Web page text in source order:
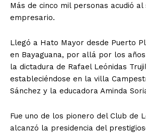
Más de cinco mil personas acudió
empresario.
Llegó a Hato Mayor desde Puerto
en Bayaguana, por allá por los
la dictadura de Rafael Leónidas
estableciéndose en la villa
Sánchez y la educadora Aminda
Fue uno de los pionero del Club de
alcanzó la presidencia del